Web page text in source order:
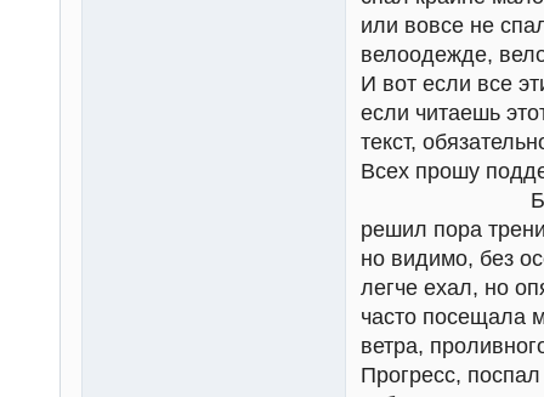
или вовсе не
велоодежде,
И вот если все
если читаешь
текст,
Всех прошу
Бреветы
решил пора
но видимо, без
легче ехал, но
часто посещала
ветра,
Прогресс,